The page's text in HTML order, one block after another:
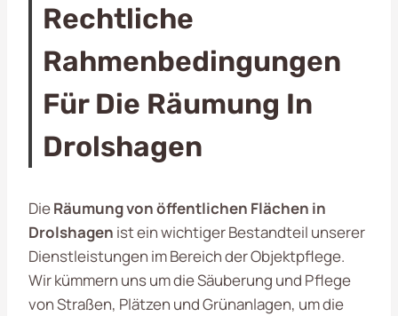
Rechtliche
Rahmenbedingungen
Für Die Räumung In
Drolshagen
DieRäumung von öffentlichen Flächen in
Drolshagen ist ein wichtiger Bestandteil unserer
Dienstleistungen im Bereich der Objektpflege.
Wir kümmern uns um die Säuberung und Pflege
von Straßen, Plätzen und Grünanlagen, um die